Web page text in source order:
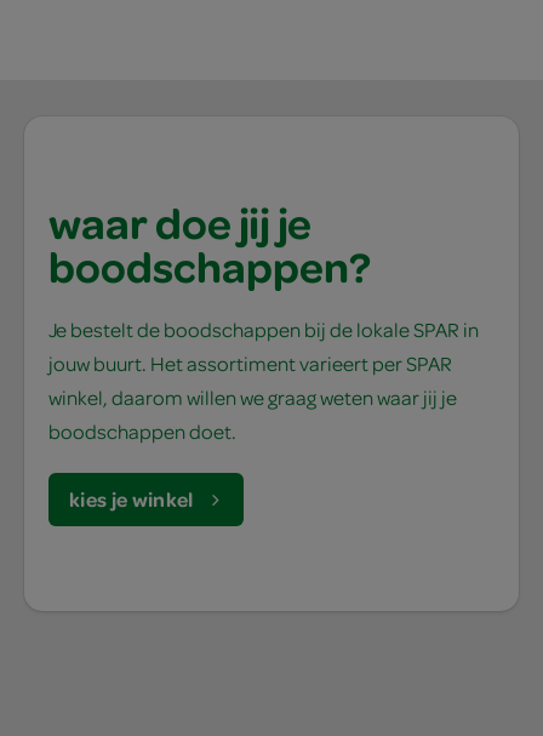
waar doe jij je
boodschappen?
Je bestelt de boodschappen bij de lokale SPAR in
jouw buurt. Het assortiment varieert per SPAR
winkel, daarom willen we graag weten waar jij je
boodschappen doet.
kies je winkel